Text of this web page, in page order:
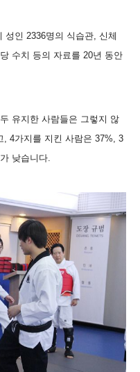
성인 2336명의 식습관, 신체
수치 등의 자료를 20년 동안
유지한 사람들은 그렇지 않
, 4가지를 지킨 사람은 37%, 3
가 낮습니다.